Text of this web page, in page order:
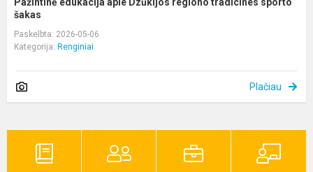
šakas
Paskelbta: 2026-05-06
Kategorija: Renginiai
Plačiau